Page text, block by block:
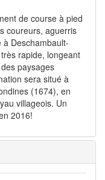
de course à pied
coureurs, aguerris
Deschambault-
rapide, longeant
paysages
sera situé à
(1674), en
villageois. Un
2016!